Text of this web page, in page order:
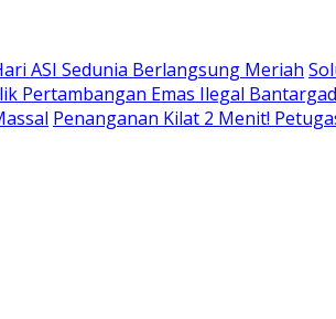
ASI Sedunia Berlangsung Meriah
Pertambangan Emas Ilegal
Penanganan Kilat 2 Menit!